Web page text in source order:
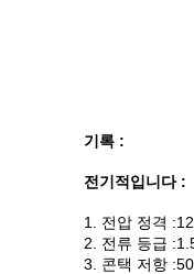
기록 :
전기적입니다 :
1. 전압 정격
2. 전류 등급
3. 콘택 저항